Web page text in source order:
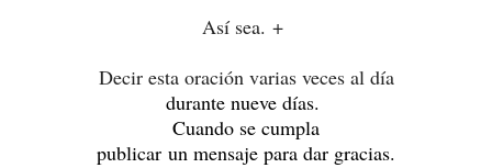
Así sea. +
Decir esta oración varias veces al día
durante nueve días.
Cuando se cumpla
publicar un mensaje para dar gracias.